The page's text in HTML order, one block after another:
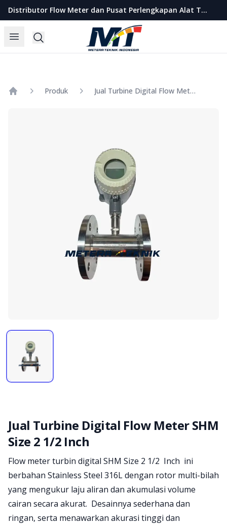
Distributor Flow Meter dan Pusat Perlengkapan Alat Teknik Indonesia
Open menu
Search
Metera Teknik Indonesia
Produk Jual Turbine Digital Flow Meter SHM Size 2 1/2 Inch
Jual Turbine Digital Flow Meter SHM
Size 2 1/2 Inch
Product information
Flow meter turbin digital SHM Size 2 1/2 Inch ini
berbahan Stainless Steel 316L dengan rotor multi-bilah
yang mengukur laju aliran dan akumulasi volume
cairan secara akurat. Desainnya sederhana dan
ringan, serta menawarkan akurasi tinggi dan